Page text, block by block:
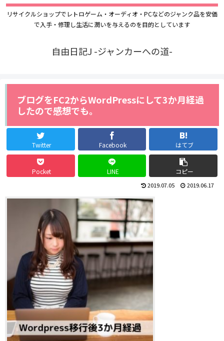
リサイクルショップでレトロゲーム・オーディオ・PCなどのジャンク品を安価
で入手・修理し生活に潤いを与えるのを目的としています
自由日記J -ジャンカーへの道-
ブログをFC2からWordPressにして3か月経過
したので感想でも。
Twitter Facebook はてブ
Pocket LINE コピー
2019.07.05 2019.06.17